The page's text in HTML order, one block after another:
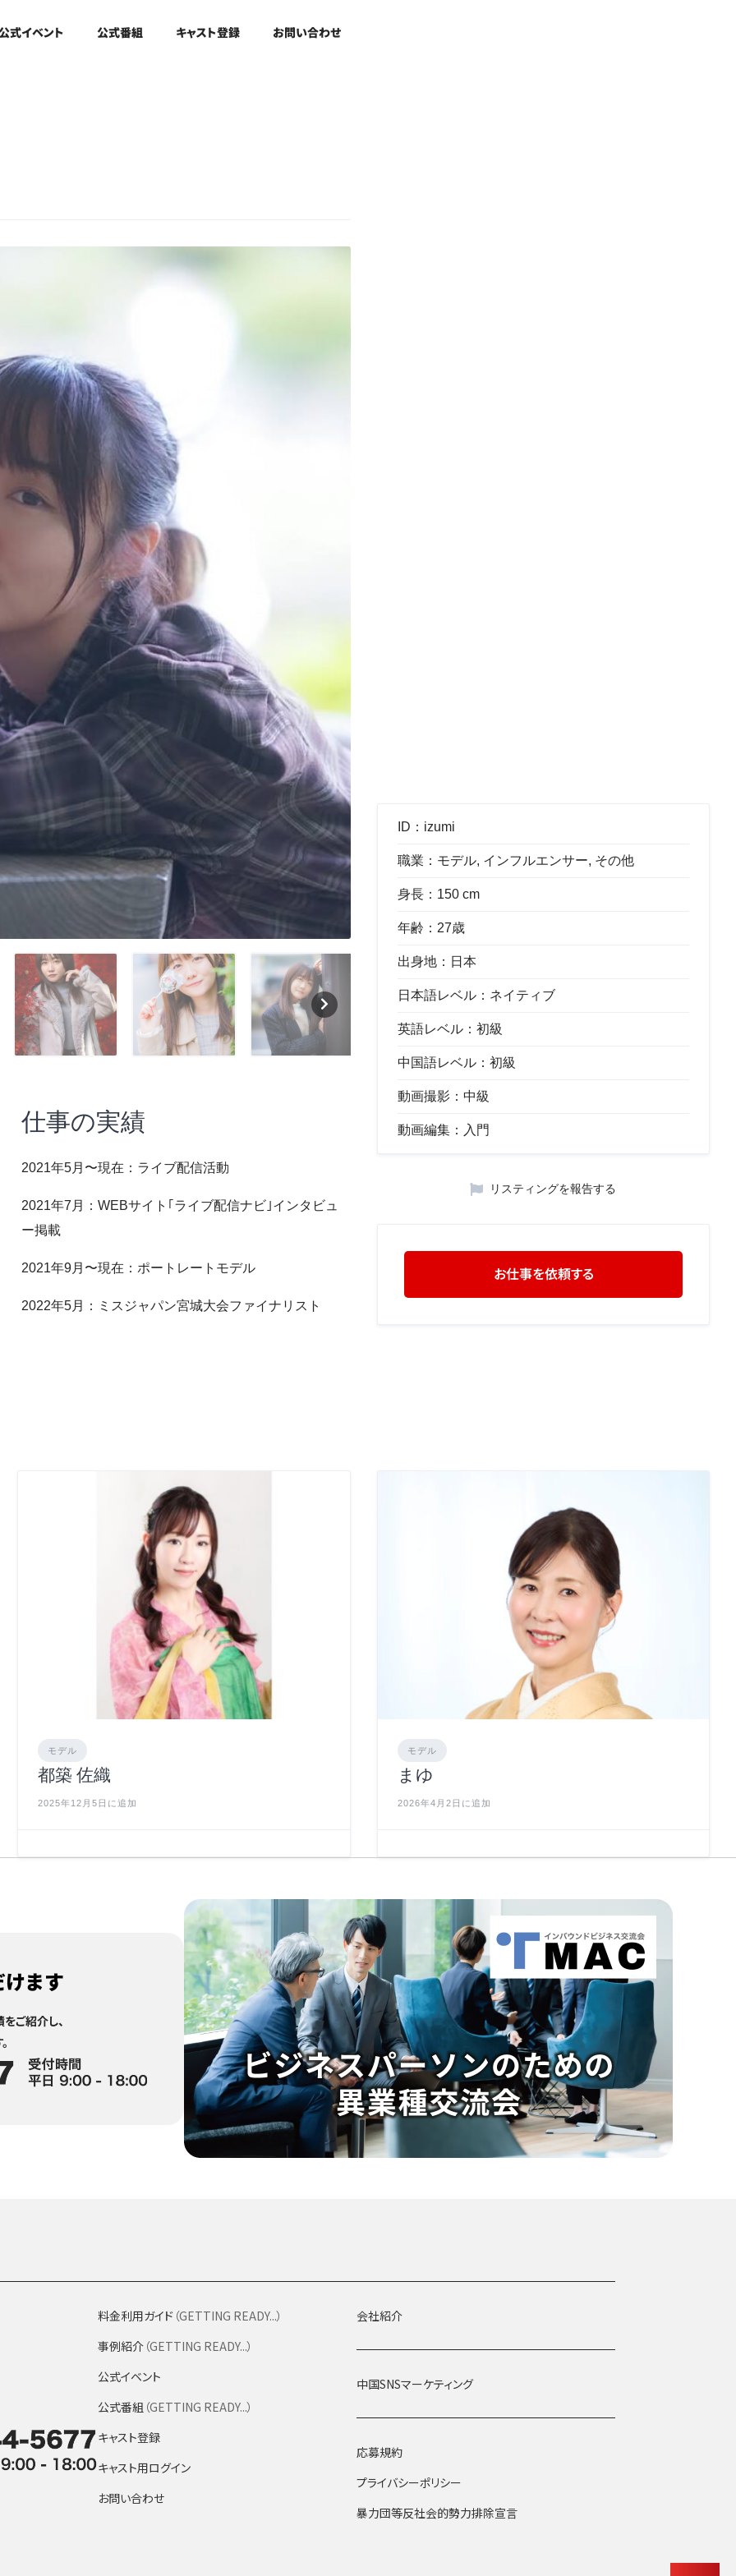
式イベント 公式番組 キャスト登録 お問い合わせ
仕事の実績
2021年5月〜現在：ライブ配信活動
2021年7月：WEBサイト｢ライブ配信ナビ｣インタビュ
ー掲載
2021年9月〜現在：ポートレートモデル
2022年5月：ミスジャパン宮城大会ファイナリスト
ID： izumi
職業： モデル, インフルエンサー, その他
身長： 150 cm
年齢： 27歳
出身地： 日本
日本語レベル： ネイティブ
英語レベル： 初級
中国語レベル： 初級
動画撮影： 中級
動画編集： 入門
リスティングを報告する
お仕事を依頼する
モデル
都築 佐織
2025年12月5日に追加
モデル
まゆ
2026年4月2日に追加
ます
ご紹介し、
料金利用ガイド （GETTING READY...）
事例紹介 （GETTING READY...）
公式イベント
公式番組 （GETTING READY...）
キャスト登録
キャスト用ログイン
お問い合わせ
会社紹介
中国SNSマーケティング
応募規約
プライバシーポリシー
暴力団等反社会的勢力排除宣言